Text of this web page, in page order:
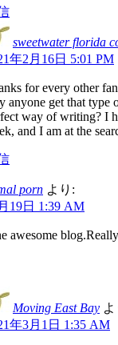
sweetwater florida
年2月16日 5:01 PM
for every other
anyone get that type
way of writing? I
and I am at the
porn より:
19日 1:39 AM
awesome
Moving East Bay
年3月1日 1:35 AM